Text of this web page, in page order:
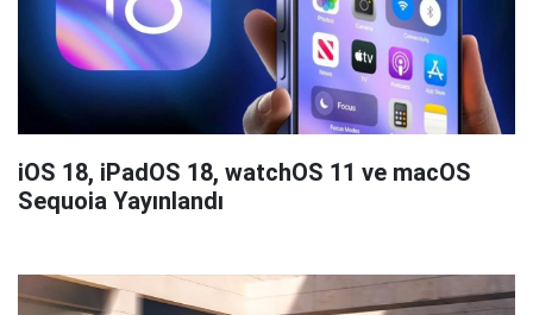
iOS 18, iPadOS 18, watchOS 11 ve macOS
Sequoia Yayınlandı